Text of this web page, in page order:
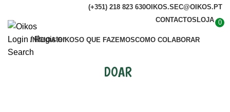
(+351) 218 823 630OIKOS.SEC@OIKOS.PT
CONTACTOS LOJA 0
Login / Register
Search
INÍCIOA OIKOSO QUE FAZEMOSCOMO COLABORAR
DOAR